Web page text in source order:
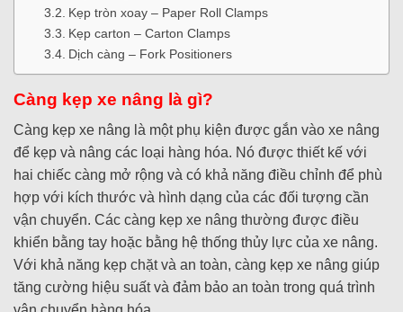
Kẹp tròn xoay – Paper Roll Clamps
Kẹp carton – Carton Clamps
Dịch càng – Fork Positioners
Càng kẹp xe nâng là gì?
Càng kẹp xe nâng là một phụ kiện được gắn vào xe nâng
để kẹp và nâng các loại hàng hóa. Nó được thiết kế với
hai chiếc càng mở rộng và có khả năng điều chỉnh để phù
hợp với kích thước và hình dạng của các đối tượng cần
vận chuyển. Các càng kẹp xe nâng thường được điều
khiển bằng tay hoặc bằng hệ thống thủy lực của xe nâng.
Với khả năng kẹp chặt và an toàn, càng kẹp xe nâng giúp
tăng cường hiệu suất và đảm bảo an toàn trong quá trình